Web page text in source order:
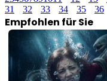
31
32 33 34 35 36
Empfohlen für Sie